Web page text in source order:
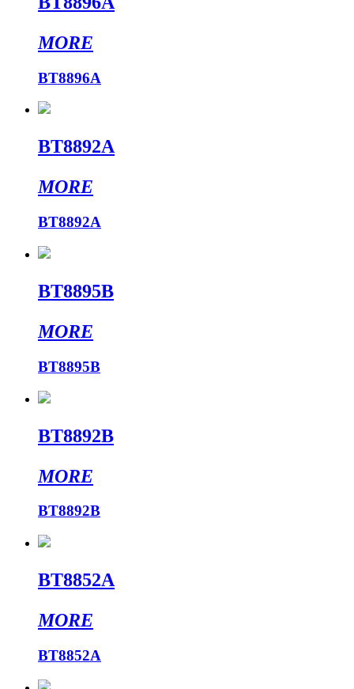
MORE
BT8896A
BT8892A
MORE
BT8892A
BT8895B
MORE
BT8895B
BT8892B
MORE
BT8892B
BT8852A
MORE
BT8852A